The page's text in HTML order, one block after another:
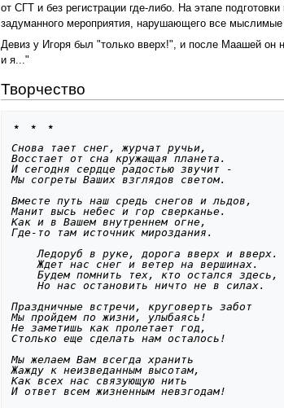
от СГТ и без регистрации где-либо. На этапе
задуманного мероприятия, нарушающего все мыслимые
Девиз у Игоря был "только вверх!", и после Маашей он
и я..."
Творчество
﹡ ﹡ ﹡
Снова тает снег, журчат ручьи,
Восстает от сна кружащая планета.
И сегодня сердце радостью звучит -
Мы согреты Ваших взглядов светом.
Вместе путь наш средь снегов и льдов,
Манит высь небес и гор сверканье.
Как и в Вашем внутреннем огне,
Где-то там источник мироздания.
Ледоруб в руке, дорога вверх и вверх.
Ждет нас снег и ветер на вершинах.
Будем помнить тех, кто остался здесь,
Но нас остановить ничто не в силах.
Праздничные встречи, круговерть забот
Мы пройдем по жизни, улыбаясь!
Не заметишь как пролетает год,
Столько еще сделать нам осталось!
Мы желаем Вам всегда хранить
Жажду к неизведанным высотам,
Как всех нас связующую нить
И ответ всем жизненным невзгодам!